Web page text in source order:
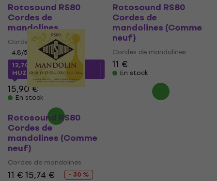
Rotosound RS80
Cordes de
mandolines
Cordes de mandolines
4,8/5
12,70 €avec le code
MUZMUZ-20
15,90 €
En stock
Rotosound RS80
Cordes de
mandolines (Comme
neuf)
Cordes de mandolines
11 €
En stock
Rotosound RS80
Cordes de
mandolines (Comme
neuf)
Cordes de mandolines
11 €15,74 €
- 30 %